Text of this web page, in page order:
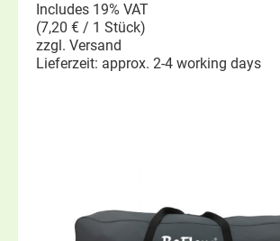
Includes 19% VAT
(7,20 € / 1 Stück)
zzgl. Versand
Lieferzeit: approx. 2-4 working days